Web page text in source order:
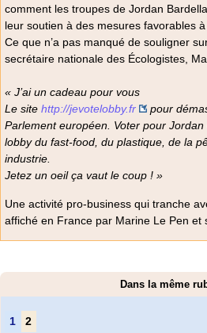
comment les troupes de Jordan
leur soutien à des mesures favorables
Ce que n’a pas manqué de souligner
secrétaire nationale des Écologistes,
« J’ai un cadeau pour vous
Le site http://jevotelobby.fr
pour
Parlement européen. Voter pour Jordan
lobby du fast-food, du plastique, de la
industrie.
Jetez un oeil ça vaut le coup ! »
Une activité pro-business qui tranche
affiché en France par Marine Le Pen et
Dans la même
1 2